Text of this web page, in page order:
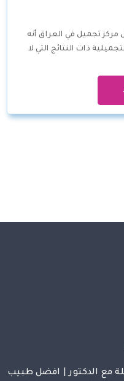
تجميل في العراق أنه
ذات النتائج التي لا
مع الدكتور | افضل طبيب